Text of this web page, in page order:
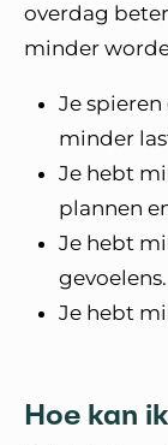
overdag
minder
Je
minder
Je hebt
plannen
Je hebt
gevoelens.
Je hebt
Hoe kan